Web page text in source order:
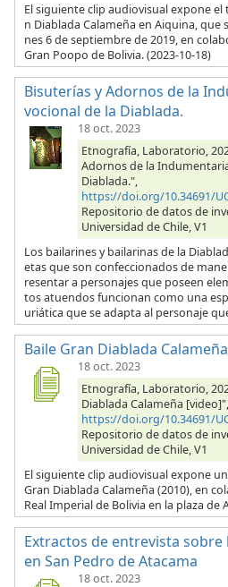
El siguiente clip audiovisual expone
n Diablada Calameña en Aiquina, que
nes 6 de septiembre de 2019, en
Gran Poopo de Bolivia. (2023-10-18)
Bisuterías y Adornos de la
vocional de la Diablada.
18 oct. 2023
Etnografía, Laboratorio,
Adornos de la
Diablada.",
https://doi.org/10.34691/
Repositorio de datos de
Universidad de Chile, V1
Los bailarines y bailarinas de la
etas que son confeccionados de
resentar a personajes que poseen
tos atuendos funcionan como una
uriática que se adapta al personaje
Baile Gran Diablada
18 oct. 2023
Etnografía, Laboratorio,
Diablada Calameña [video]",
https://doi.org/10.34691/
Repositorio de datos de
Universidad de Chile, V1
El siguiente clip audiovisual expone
Gran Diablada Calameña (2010), en
Real Imperial de Bolivia en la plaza de
Extractos de entrevista sobre
en San Pedro de Atacama
18 oct. 2023